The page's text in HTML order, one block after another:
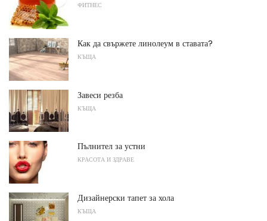
ФИТНЕС
Как да свържете линолеум в ставата?
КЪЩА
Завеси резба
КЪЩА
Пълнител за устни
КРАСОТА И ЗДРАВЕ
Дизайнерски тапет за хола
КЪЩА